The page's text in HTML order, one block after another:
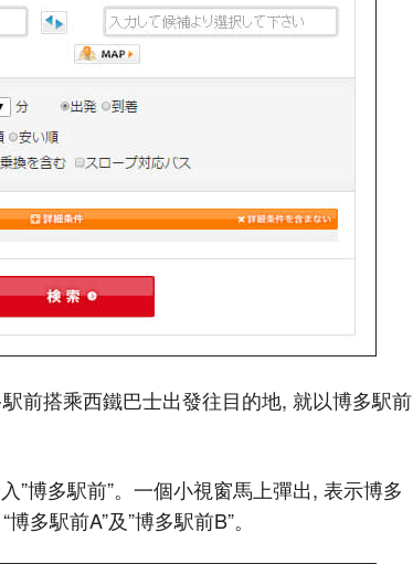
前搭乘西鐵巴士出發往目的地, 就以博多駅前
”博多駅前”。一個小視窗馬上彈出, 表示博多
多駅前A”及”博多駅前B”。